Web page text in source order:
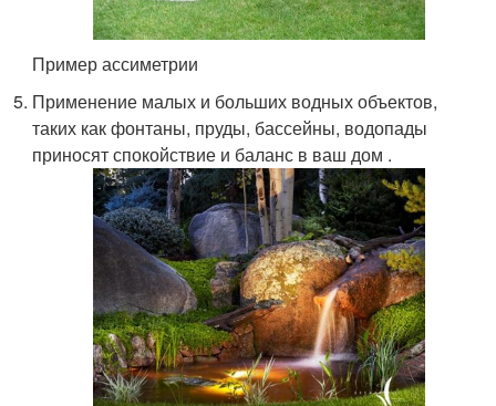
Пример ассиметрии
Применение малых и больших водных объектов,
таких как фонтаны, пруды, бассейны, водопады
приносят спокойствие и баланс в ваш дом .